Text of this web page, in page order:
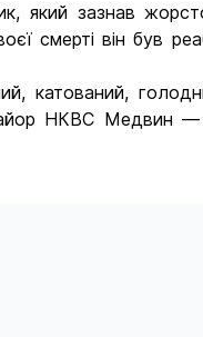
зазнав
смерті він був
катований,
НКВС Медвин